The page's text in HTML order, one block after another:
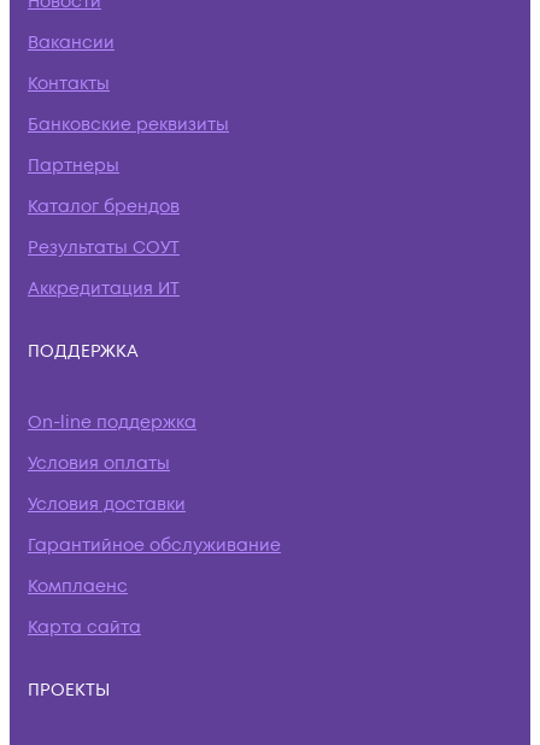
Вакансии
Контакты
Банковские реквизиты
Партнеры
Каталог брендов
Результаты СОУТ
Аккредитация ИТ
ПОДДЕРЖКА
On-line поддержка
Условия оплаты
Условия доставки
Гарантийное обслуживание
Комплаенс
Карта сайта
ПРОЕКТЫ